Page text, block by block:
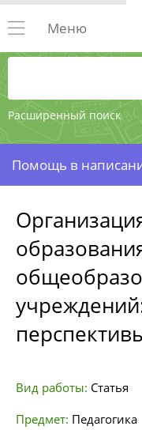
Расширенный поиск
Меню
Помощь в
Вид работы: Статья
Предмет: Педагогика